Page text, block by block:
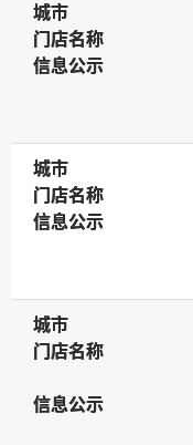
城市
城市
门店名称
门店名称
信息公示
信息公示
城市
城市
门店名称
门店名称
信息公示
信息公示
城市
城市
门店名称
门店名称
信息公示
信息公示